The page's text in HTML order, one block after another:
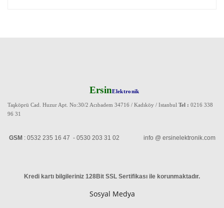
ErsinElektronik
Taşköprü Cad. Huzur Apt. No:30/2 Acıbadem 34716 / Kadıköy / Istanbul Tel : 0216 338
96 31
GSM : 0532 235 16 47 - 0530 203 31 02 info @ ersinelektronik.com
Kredi kartı bilgileriniz 128Bit SSL Sertifikası ile korunmaktadır.
Sosyal Medya